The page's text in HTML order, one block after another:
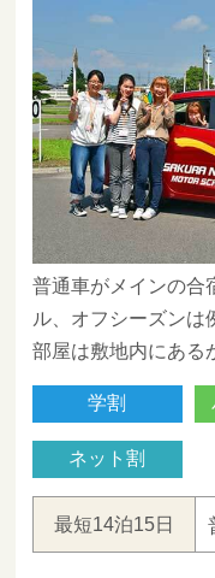
普通車がメインの合
ル、オフシーズンは
部屋は敷地内にある
学割
ネット割
最短14泊15日